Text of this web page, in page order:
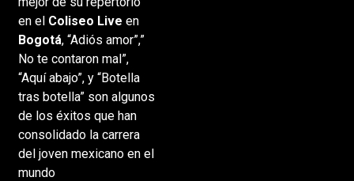
en el Coliseo Live en
Bogotá, “Adiós amor”,”
No te contaron mal”,
“Aquí abajo”, y “Botella
tras botella” son algunos
de los éxitos que han
consolidado la carrera
del joven mexicano en el
mundo